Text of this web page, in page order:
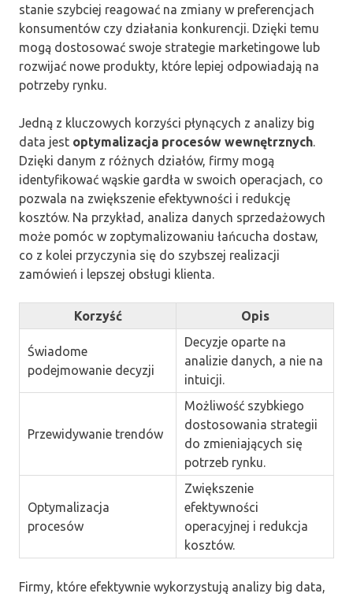
stanie szybciej reagować na zmiany w preferencjach
konsumentów czy działania konkurencji. Dzięki temu
mogą dostosować swoje strategie marketingowe lub
rozwijać nowe produkty, które lepiej odpowiadają na
potrzeby rynku.
Jedną z kluczowych korzyści płynących z analizy big
data jest optymalizacja procesów wewnętrznych.
Dzięki danym z różnych działów, firmy mogą
identyfikować wąskie gardła w swoich operacjach, co
pozwala na zwiększenie efektywności i redukcję
kosztów. Na przykład, analiza danych sprzedażowych
może pomóc w zoptymalizowaniu łańcucha dostaw,
co z kolei przyczynia się do szybszej realizacji
zamówień i lepszej obsługi klienta.
Korzyść Opis
Świadome
podejmowanie decyzji
Decyzje oparte na
analizie danych, a nie na
intuicji.
Przewidywanie trendów
Możliwość szybkiego
dostosowania strategii
do zmieniających się
potrzeb rynku.
Optymalizacja
procesów
Zwiększenie
efektywności
operacyjnej i redukcja
kosztów.
Firmy, które efektywnie wykorzystują analizy big data,